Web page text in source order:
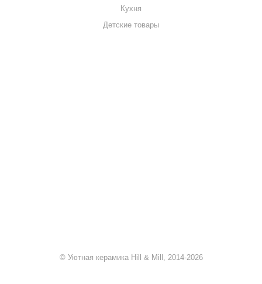
Кухня
Детские товары
© Уютная керамика Hill & Mill, 2014-2026